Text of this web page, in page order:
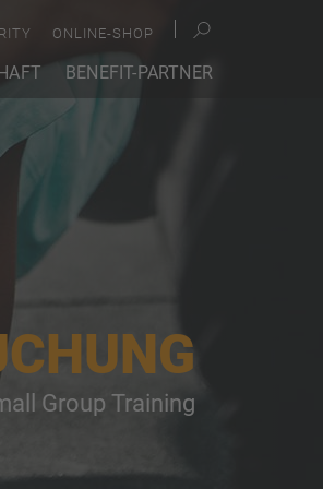
BENEFIT-PARTNER
ONLINE-SHOP
Group Training